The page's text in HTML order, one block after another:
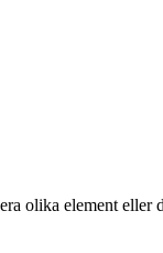
olika element